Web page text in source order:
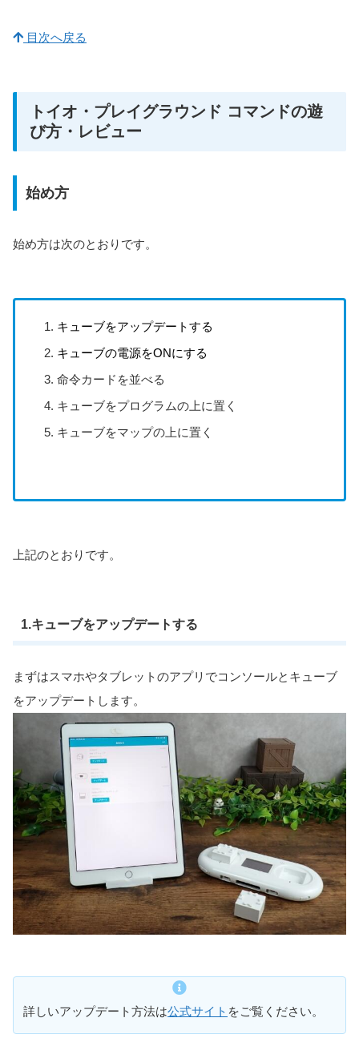
目次へ戻る
トイオ・プレイグラウンド コマンドの遊
び方・レビュー
始め方
始め方は次のとおりです。
キューブをアップデートする
キューブの電源をONにする
命令カードを並べる
キューブをプログラムの上に置く
キューブをマップの上に置く
上記のとおりです。
1.キューブをアップデートする
まずはスマホやタブレットのアプリでコンソールとキューブ
をアップデートします。
詳しいアップデート方法は公式サイト をご覧ください。